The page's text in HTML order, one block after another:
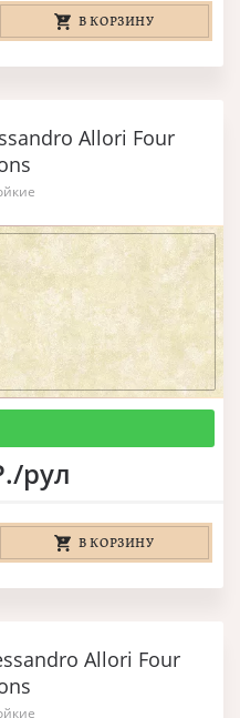
В КОРЗИНУ
Allori Four
рул
В КОРЗИНУ
Allori Four